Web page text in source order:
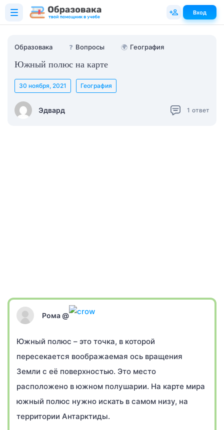
Образовака ❓ Вопросы 🌍 География
Южный полюс на карте
Эдвард
30 ноября, 2021 География
1 ответ
Рома @
Южный полюс – это точка, в которой
пересекается воображаемая ось вращения
Земли с её поверхностью. Это место
расположено в южном полушарии. На карте мира
южный полюс нужно искать в самом низу, на
территории Антарктиды.
Вход